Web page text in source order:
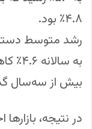
۴.۸٪ بود.
رشد متوسط
به
بیش از سه‌سال
در نتیجه،